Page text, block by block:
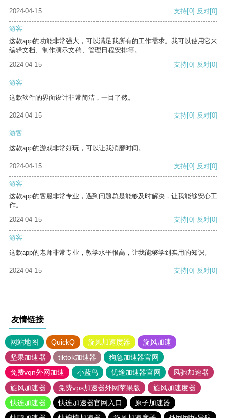
2024-04-15 支持[0] 反对[0]
游客
这款app的功能非常强大，可以满足我所有的工作需求。我可以使用它来
编辑文档、制作演示文稿、管理日程安排等。
2024-04-15
支持[0] 反对[0]
游客
这款软件的界面设计非常简洁，一目了然。
2024-04-15 支持[0] 反对[0]
游客
这款app的游戏非常好玩，可以让我消磨时间。
2024-04-15 支持[0] 反对[0]
游客
这款app的客服非常专业，遇到问题总是能够及时解决，让我能够安心工
作。
2024-04-15
支持[0] 反对[0]
游客
这款app的老师非常专业，教学水平很高，让我能够学到实用的知识。
2024-04-15 支持[0] 反对[0]
友情链接
网站地图 QuickQ 旋风加速度器
旋风加速
坚果加速器
tiktok加速器
狗急加速器官网
免费vqn外网加速
小蓝鸟 优途加速器官网
风驰加速器
旋风加速器
免费vps加速器外网苹果版
旋风加速度器
快连加速器
快连加速器官网入口
原子加速器